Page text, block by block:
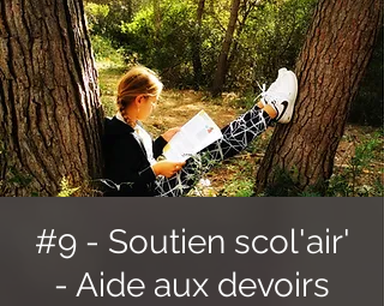
#9 - Soutien scol'air'
- Aide aux devoirs